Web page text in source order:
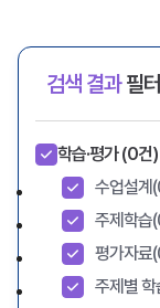
검색 결과필터
학습·평가(0건)
수업설계
주제학습
평가자료
주제별